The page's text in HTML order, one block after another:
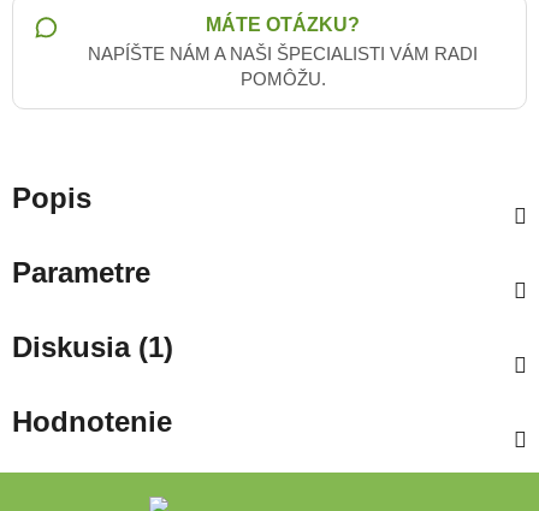
MÁTE OTÁZKU?
NAPÍŠTE NÁM A NAŠI ŠPECIALISTI VÁM RADI
POMÔŽU.
Popis
Parametre
Diskusia (1)
Hodnotenie